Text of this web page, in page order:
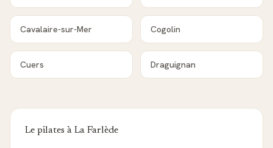
Cavalaire-sur-Mer Cogolin
Cuers Draguignan
Le pilates à La Farlède